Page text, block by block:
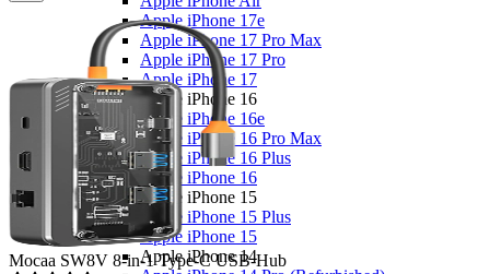
Apple iPhone 17e
Apple iPhone 17 Pro Max
Apple iPhone 17 Pro
Apple iPhone 17
Apple iPhone 16
Apple iPhone 16e
Apple iPhone 16 Pro Max
Apple iPhone 16 Plus
Apple iPhone 16
Apple iPhone 15
Apple iPhone 15 Plus
Apple iPhone 15
Apple iPhone 14
Mocaa SW8V 8-in-1 Type-C USB-Hub